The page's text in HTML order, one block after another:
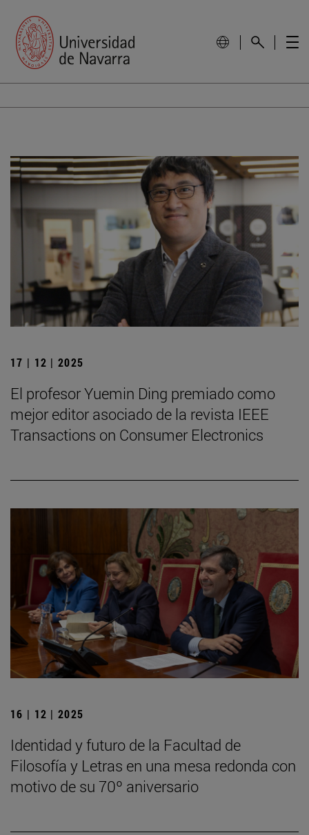
17 | 12 | 2025
El profesor Yuemin Ding premiado como
mejor editor asociado de la revista IEEE
Transactions on Consumer Electronics
16 | 12 | 2025
Identidad y futuro de la Facultad de
Filosofía y Letras en una mesa redonda con
motivo de su 70º aniversario